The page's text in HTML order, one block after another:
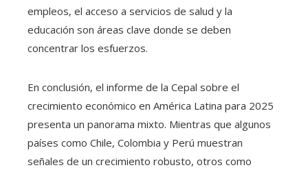
empleos, el acceso a servicios de salud y la
educación son áreas clave donde se deben
concentrar los esfuerzos.
En conclusión, el informe de la Cepal sobre el
crecimiento económico en América Latina para 2025
presenta un panorama mixto. Mientras que algunos
países como Chile, Colombia y Perú muestran
señales de un crecimiento robusto, otros como